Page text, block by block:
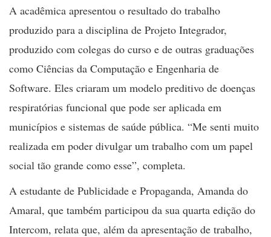
A acadêmica apresentou o resultado do trabalho
produzido para a disciplina de Projeto Integrador,
produzido com colegas do curso e de outras graduações
como Ciências da Computação e Engenharia de
Software. Eles criaram um modelo preditivo de doenças
respiratórias funcional que pode ser aplicada em
municípios e sistemas de saúde pública. “Me senti muito
realizada em poder divulgar um trabalho com um papel
social tão grande como esse”, completa.
A estudante de Publicidade e Propaganda, Amanda do
Amaral, que também participou da sua quarta edição do
Intercom, relata que, além da apresentação de trabalho,